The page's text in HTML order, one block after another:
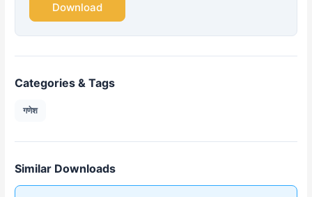
Download
Categories & Tags
गणेश
Similar Downloads